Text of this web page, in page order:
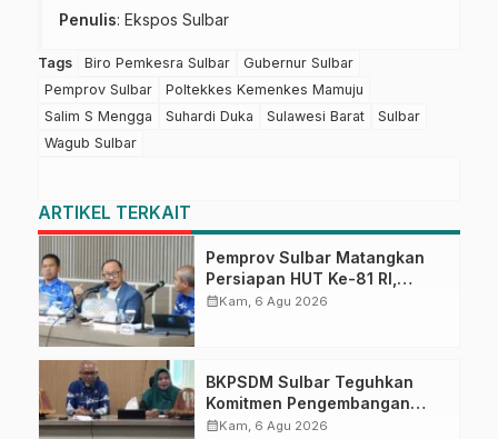
Penulis: Ekspos Sulbar
Tags Biro Pemkesra Sulbar
Gubernur Sulbar
Pemprov Sulbar
Poltekkes Kemenkes Mamuju
Salim S Mengga
Suhardi Duka Sulawesi Barat
Sulbar
Wagub Sulbar
ARTIKEL TERKAIT
Pemprov Sulbar Matangkan
Persiapan HUT Ke-81 RI,
Puncak Upacara di Lapangan
calendar_monthKam, 6 Agu 2026
BKPSDM Sulbar Teguhkan
Komitmen Pengembangan
Kompetensi ASN melalui
calendar_monthKam, 6 Agu 2026